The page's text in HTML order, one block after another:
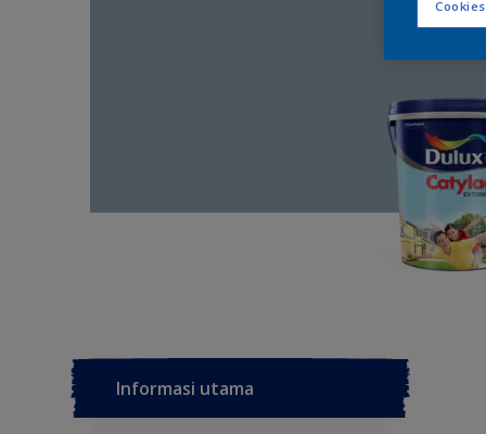
Informasi utama